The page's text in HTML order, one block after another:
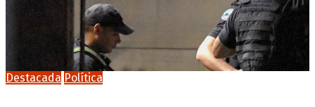
Destacada Política